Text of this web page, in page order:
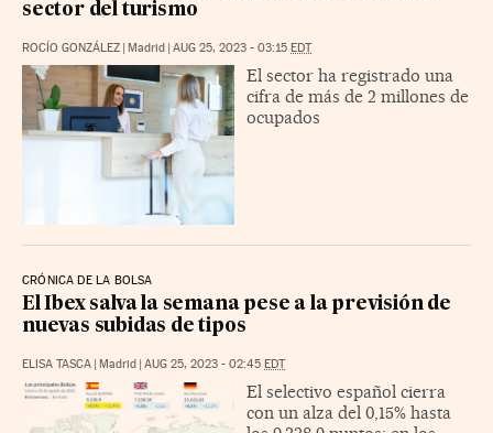
sector del turismo
ROCÍO GONZÁLEZ Madrid AUG 25, 2023 - 03:15 EDT
El sector ha registrado una
cifra de más de 2 millones de
ocupados
CRÓNICA DE LA BOLSA
El Ibex salva la semana pese a la previsión de
nuevas subidas de tipos
ELISA TASCA Madrid AUG 25, 2023 - 02:45 EDT
El selectivo español cierra
con un alza del 0,15% hasta